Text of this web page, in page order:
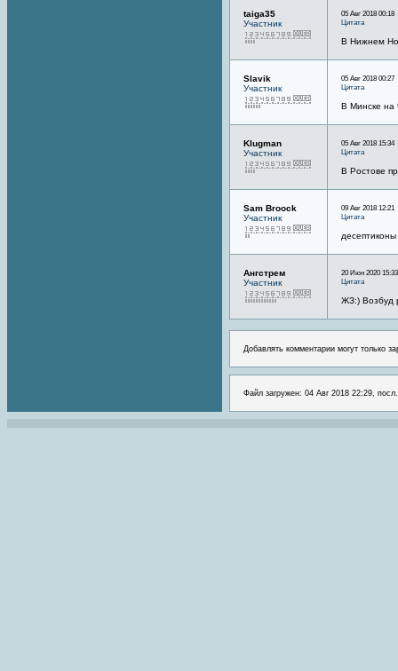
taiga35
Участник
05 Авг 2018 00:18
Цитата
В Нижнем
Slavik
Участник
05 Авг 2018 00:27
Цитата
В Минске на
Klugman
Участник
05 Авг 2018 15:34
Цитата
В Ростове
Sam Broock
Участник
09 Авг 2018 12:21
Цитата
десептиконы
Ангстрем
Участник
20 Июн 2020 15:33
Цитата
ЖЗ:) Возбуд
Добавлять комментарии могут только
Файл загружен: 04 Авг 2018 22:29,